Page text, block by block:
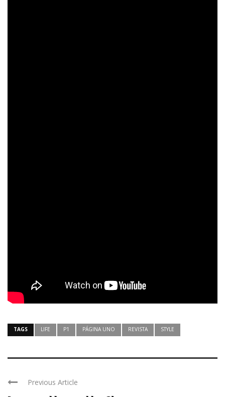
TAGS LIFE P1 PÁGINA UNO REVISTA STYLE
Previous Article